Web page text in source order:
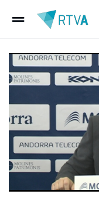
drag_handle